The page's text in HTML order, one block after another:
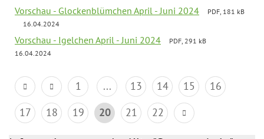
Vorschau - Glockenblümchen April - Juni 2024
PDF, 181 kB
16.04.2024
Vorschau - Igelchen April - Juni 2024
PDF, 291 kB
16.04.2024
1 ... 13 14 15
16
17
18 19 20 21 22